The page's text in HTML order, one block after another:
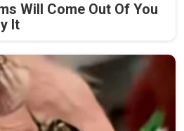
Will Come Out Of You
It